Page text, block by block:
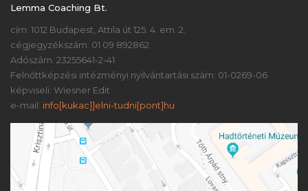
Lemma Coaching Bt.
cím: 1012 Budapest, Attila út 125. 4. em. 2.
cégjegyzékszám: 01 09 892862
Adószám: 23255641-2-41
Felnőttképzési intézményi nyilvántartási szám: 01-0269-06
képviseli: Wiesner Edit
e-mail: info[kukac]]elni-tudni[pont]hu